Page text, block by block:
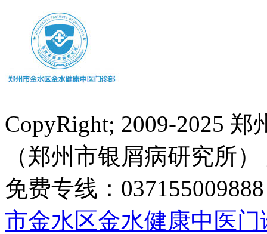
CopyRight; 2009-2025
（郑州市银屑病研究所
免费专线：
市金水区金水健康中医